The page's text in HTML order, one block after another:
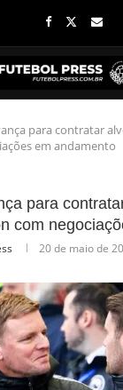
para contratar
em andamento
para
com
20 de maio de